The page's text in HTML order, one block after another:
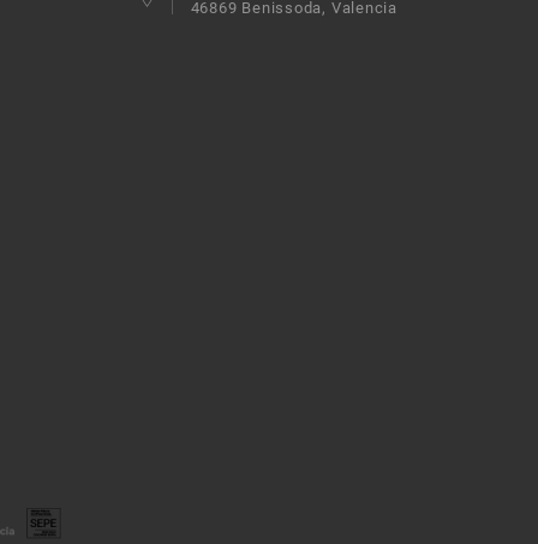
46869 Benissoda, Valencia